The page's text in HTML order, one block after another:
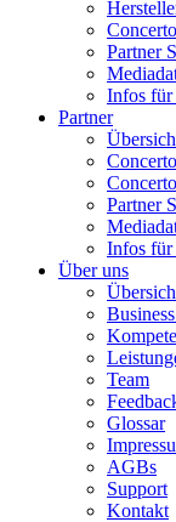
Partner
Infos für
Partner
Partner
Infos für
Über uns
Team
Glossar
AGBs
Support
Kontakt